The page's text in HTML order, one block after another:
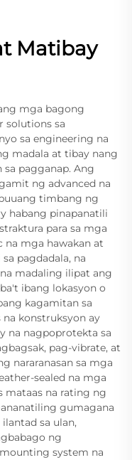
Matibay
mga bagong
solutions sa
sa engineering na
madala at tibay nang
sa pagganap. Ang
ng advanced na
timbang ng
habang pinapanatili
para sa mga
na mga hawakan at
pagdadala, na
madaling ilipat ang
ibang lokasyon o
kagamitan sa
konstruksyon ay
na nagpoprotekta sa
pag-vibrate, at
nararanasan sa mga
sealed na mga
mataas na rating ng
gumagana
sa ulan,
ng
system na